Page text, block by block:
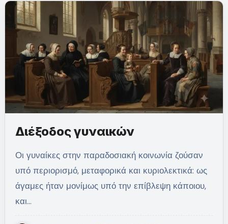
Διέξοδος γυναικών
Οι γυναίκες στην παραδοσιακή κοινωνία ζούσαν
υπό περιορισμό, μεταφορικά και κυριολεκτικά: ως
άγαμες ήταν μονίμως υπό την επίβλεψη κάποιου,
και…